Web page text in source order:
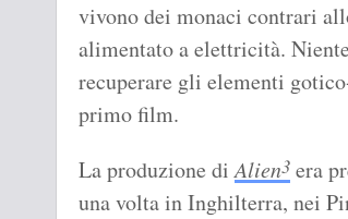
vivono dei monaci contrari
alimentato a elettricità.
recuperare gli elementi
primo film.
La produzione diAlien3 era
una volta in Inghilterra, nei